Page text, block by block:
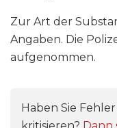
Zur Art der
Angaben. Die
aufgenommen.
Haben Sie